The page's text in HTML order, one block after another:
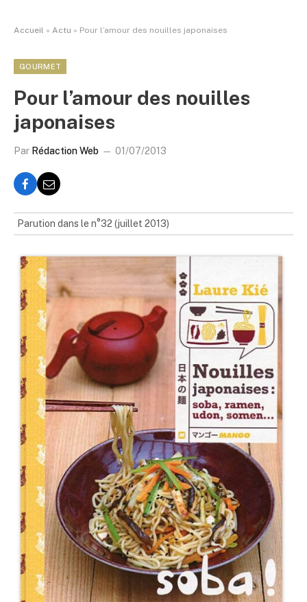
Accueil » Actu » Pour l’amour des nouilles japonaises
GOURMET
Pour l’amour des nouilles
japonaises
Par Rédaction Web 01/07/2013
Parution dans le n°32 (juillet 2013)